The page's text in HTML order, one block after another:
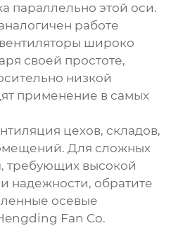
параллельно этой оси.
работе
широко
своей простоте,
низкой
применение в самых
цехов, складов,
Для сложных
требующих высокой
надежности, обратите
осевые
Fan Co.